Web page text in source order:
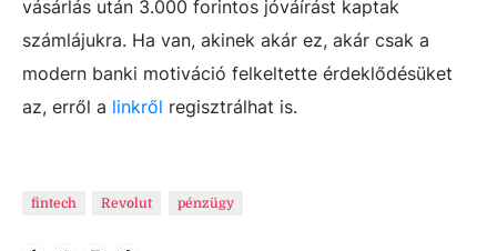
vásárlás után 3.000 forintos jóváírást kaptak
számlájukra. Ha van, akinek akár ez, akár csak a
modern banki motiváció felkeltette érdeklődésüket
az, erről a linkről regisztrálhat is.
fintech Revolut pénzügy